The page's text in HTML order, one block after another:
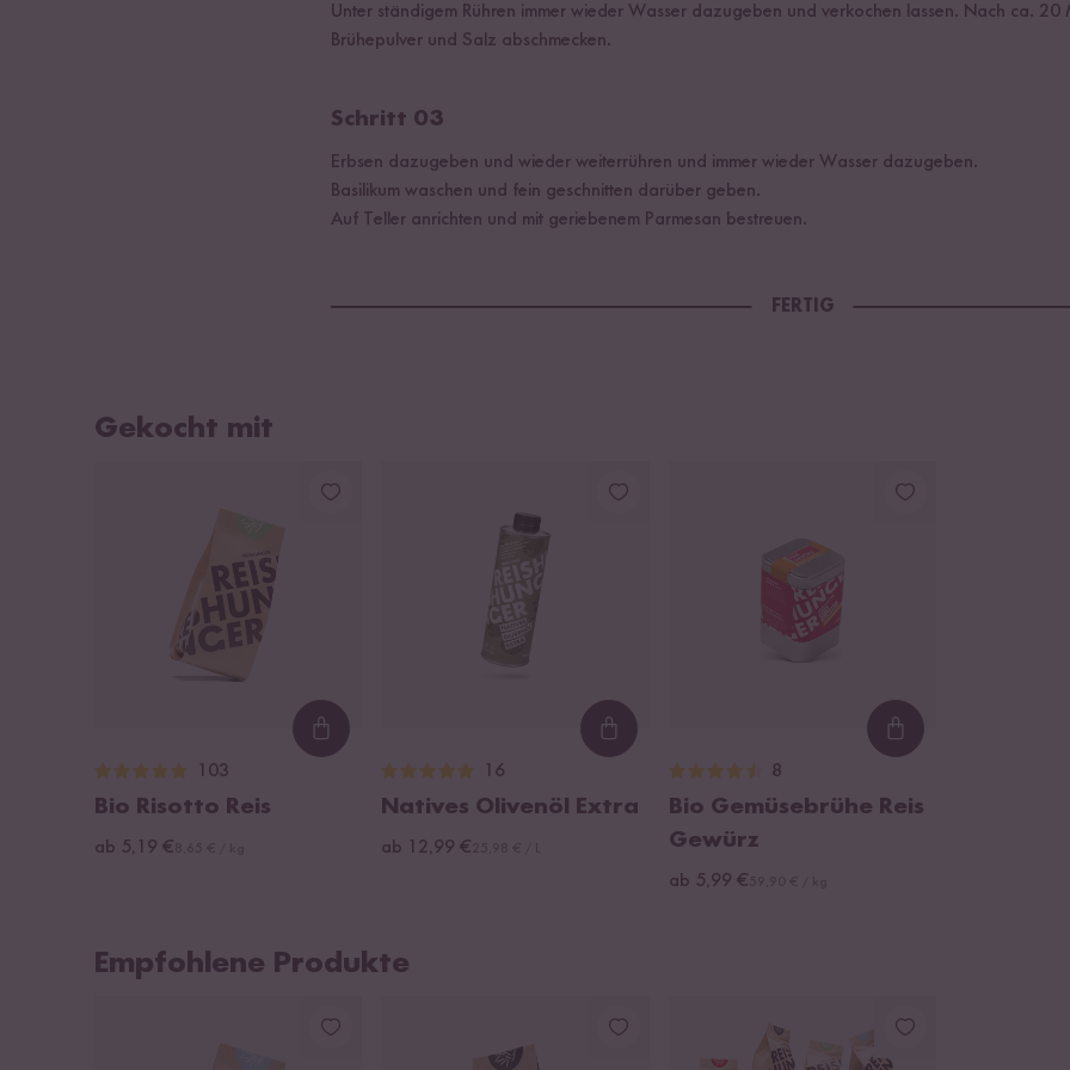
Unter ständigem Rühren immer wieder Wasser dazugeben und verkochen lassen. Nach ca. 20
Brühepulver und Salz abschmecken.
Schritt 03
Erbsen dazugeben und wieder weiterrühren und immer wieder Wasser dazugeben.
Basilikum waschen und fein geschnitten darüber geben.
Auf Teller anrichten und mit geriebenem Parmesan bestreuen.
FERTIG
Gekocht mit
Loading...
103
Bio Risotto Reis
ab 5,19 €
Loading...
16
Natives Olivenöl Extra
ab 12,99 €
Loading...
8
Bio Gemüsebrühe Reis
Gewürz
ab 5,99 €
Empfohlene Produkte